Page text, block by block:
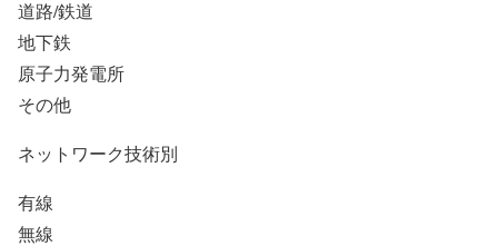
道路/鉄道
地下鉄
原子力発電所
その他
ネットワーク技術別
有線
無線